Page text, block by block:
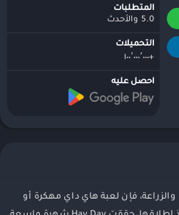
المتطلبات
5.0 والأحدث
التحميلات
+١٠٠٬٠٠٠٬٠٠٠
احصل عليه
فإن لعبة هاي داي مهكرة أو